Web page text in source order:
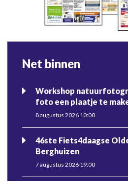
Net binnen
Workshop
foto een plaatje te
8 augustus 2026 10:00
46ste Fiets4daagse
Berghuizen
7 augustus 2026 19:00